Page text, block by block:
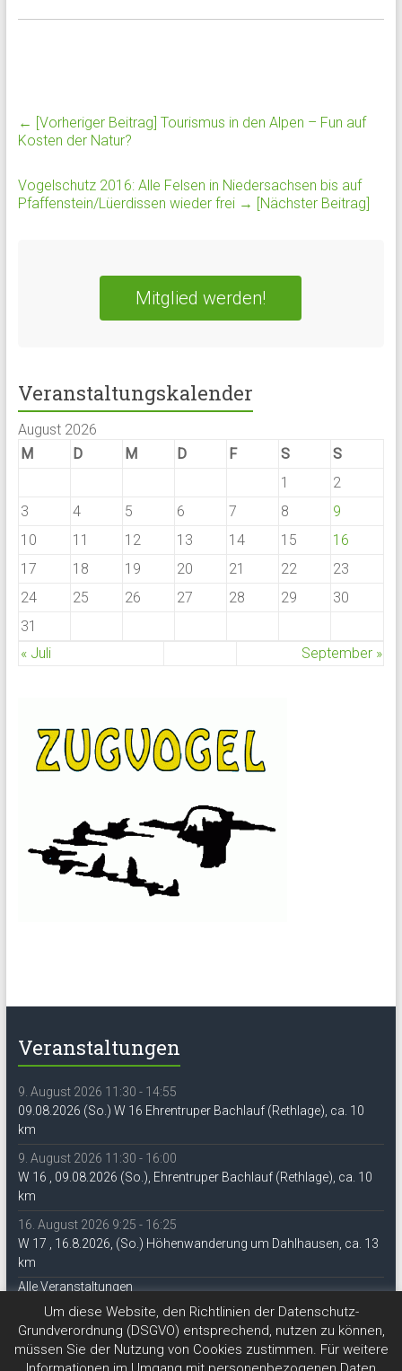
← [Vorheriger Beitrag] Tourismus in den Alpen – Fun auf
Kosten der Natur?
Vogelschutz 2016: Alle Felsen in Niedersachsen bis auf
Pfaffenstein/Lüerdissen wieder frei → [Nächster Beitrag]
Mitglied werden!
Veranstaltungskalender
August 2026
M
D M D F S
S
1
2
3
4 5 6 7 8
9
10
11 12 13 14 15
16
17
18 19 20 21 22
23
24
25 26 27 28 29
30
31
« Juli
September »
Veranstaltungen
9. August 2026 11:30 - 14:55
09.08.2026 (So.) W 16 Ehrentruper Bachlauf (Rethlage), ca. 10
km
9. August 2026 11:30 - 16:00
W 16 , 09.08.2026 (So.), Ehrentruper Bachlauf (Rethlage), ca. 10
km
16. August 2026 9:25 - 16:25
W 17 , 16.8.2026, (So.) Höhenwanderung um Dahlhausen, ca. 13
km
Alle Veranstaltungen
Um diese Website, den Richtlinien der Datenschutz-
Grundverordnung (DSGVO) entsprechend, nutzen zu können,
müssen Sie der Nutzung von Cookies zustimmen. Für weitere